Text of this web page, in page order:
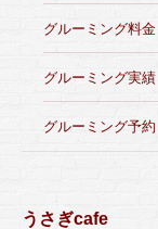
グルーミング料金
グルーミング実績
グルーミング予約
うさぎcafe